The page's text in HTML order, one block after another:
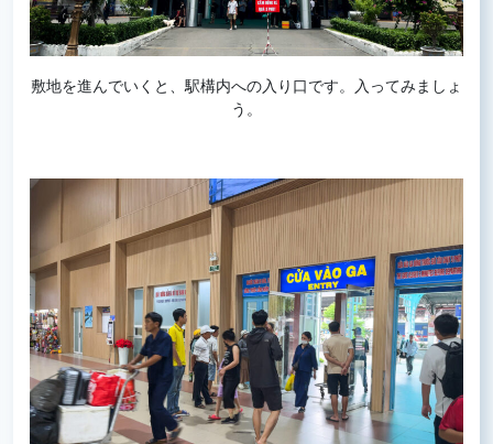
敷地を進んでいくと、駅構内への入り口です。入ってみましょ
う。